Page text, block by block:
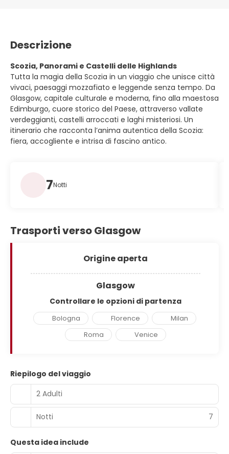
Descrizione
Scozia, Panorami e Castelli delle Highlands
Tutta la magia della Scozia in un viaggio che unisce città
vivaci, paesaggi mozzafiato e leggende senza tempo. Da
Glasgow, capitale culturale e moderna, fino alla maestosa
Edimburgo, cuore storico del Paese, attraverso vallate
verdeggianti, castelli arroccati e laghi misteriosi. Un
itinerario che racconta l’anima autentica della Scozia:
fiera, accogliente e intrisa di fascino antico.
7Notti
Trasporti verso Glasgow
Origine aperta
Glasgow
Controllare le opzioni di partenza
Bologna Florence
Milan
Roma
Venice
Riepilogo del viaggio
2 Adulti
Notti 7
Questa idea include